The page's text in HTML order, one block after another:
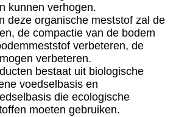
kunnen verhogen.
deze organische meststof zal de
de compactie van de bodem
verbeteren, de
verbeteren.
bestaat uit biologische
voedselbasis en
die ecologische
moeten gebruiken.